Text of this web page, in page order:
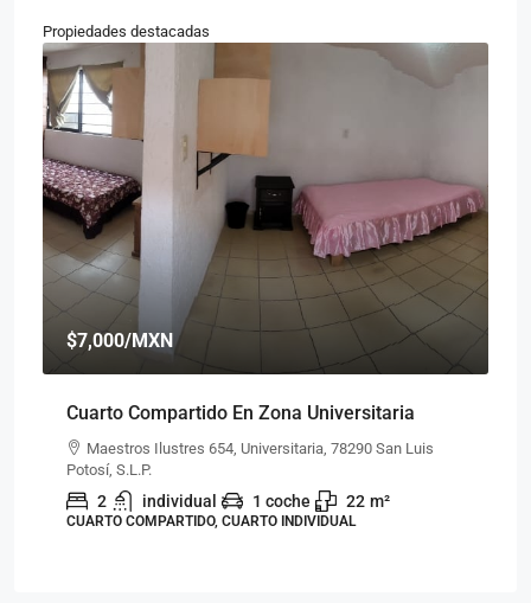
Propiedades destacadas
$7,000/MXN
Cuarto Compartido En Zona Universitaria
Maestros Ilustres 654, Universitaria, 78290 San Luis
Potosí, S.L.P.
2 individual 1 coche 22 m²
CUARTO COMPARTIDO, CUARTO INDIVIDUAL